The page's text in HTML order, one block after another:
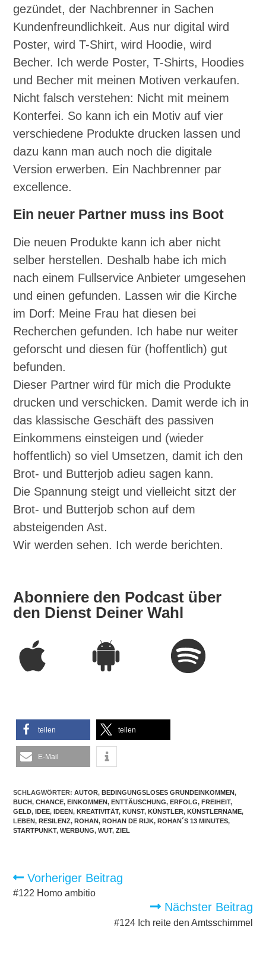
gezündet, der Nachbrenner in Sachen
Kundenfreundlichkeit. Aus nur digital wird
Poster, wird T-Shirt, wird Hoodie, wird
Becher. Ich werde Poster, T-Shirts, Hoodies
und Becher mit meinen Motiven verkaufen.
Nicht falsch verstehen: Nicht mit meinem
Konterfei. So kann ich ein Motiv auf vier
verschiedene Produkte drucken lassen und
dazu kann man auch noch die digitale
Version erwerben. Ein Nachbrenner par
excellence.
Ein neuer Partner muss ins Boot
Die neuen Produkte kann ich aber nicht
selber herstellen. Deshalb habe ich mich
nach einem Fullservice Anbieter umgesehen
und einen gefunden. Lassen wir die Kirche
im Dorf: Meine Frau hat diesen bei
Recherchen gefunden. Ich habe nur weiter
geforscht und diesen für (hoffentlich) gut
befunden.
Dieser Partner wird für mich die Produkte
drucken und verschicken. Damit werde ich in
das klassische Geschäft des passiven
Einkommens einsteigen und (wieder
hoffentlich) so viel Umsetzen, damit ich den
Brot- und Butterjob adieu sagen kann.
Die Spannung steigt und vielleicht sitzt der
Brot- und Butterjob schon auf dem
absteigenden Ast.
Wir werden sehen. Ich werde berichten.
Abonniere den Podcast über
den Dienst Deiner Wahl
teilen teilen
E-Mail
SCHLAGWÖRTER:AUTOR, BEDINGUNGSLOSES GRUNDEINKOMMEN,
BUCH, CHANCE, EINKOMMEN, ENTTÄUSCHUNG, ERFOLG, FREIHEIT,
GELD, IDEE, IDEEN, KREATIVITÄT, KUNST, KÜNSTLER, KÜNSTLERNAME,
LEBEN, RESILENZ, ROHAN, ROHAN DE RIJK, ROHAN´S 13 MINUTES,
STARTPUNKT, WERBUNG, WUT, ZIEL
Weitere
Artikel
ansehen
Vorheriger Beitrag
#122 Homo ambitio
Nächster Beitrag
#124 Ich reite den Amtsschimmel